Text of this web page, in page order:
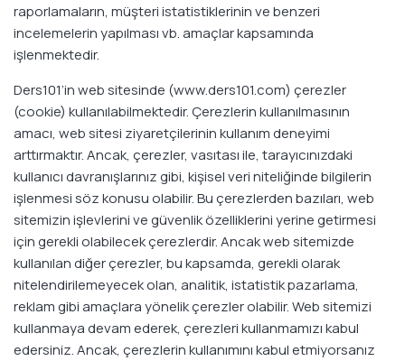
raporlamaların, müşteri istatistiklerinin ve benzeri
incelemelerin yapılması vb. amaçlar kapsamında
işlenmektedir.
Ders101’in web sitesinde (www.ders101.com) çerezler
(cookie) kullanılabilmektedir. Çerezlerin kullanılmasının
amacı, web sitesi ziyaretçilerinin kullanım deneyimi
arttırmaktır. Ancak, çerezler, vasıtası ile, tarayıcınızdaki
kullanıcı davranışlarınız gibi, kişisel veri niteliğinde bilgilerin
işlenmesi söz konusu olabilir. Bu çerezlerden bazıları, web
sitemizin işlevlerini ve güvenlik özelliklerini yerine getirmesi
için gerekli olabilecek çerezlerdir. Ancak web sitemizde
kullanılan diğer çerezler, bu kapsamda, gerekli olarak
nitelendirilemeyecek olan, analitik, istatistik pazarlama,
reklam gibi amaçlara yönelik çerezler olabilir. Web sitemizi
kullanmaya devam ederek, çerezleri kullanmamızı kabul
edersiniz. Ancak, çerezlerin kullanımını kabul etmiyorsanız